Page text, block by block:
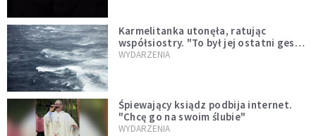
Karmelitanka utonęła, ratując
współsiostry. "To był jej ostatni gest
miłości"
WYDARZENIA
Śpiewający ksiądz podbija internet.
"Chcę go na swoim ślubie"
WYDARZENIA